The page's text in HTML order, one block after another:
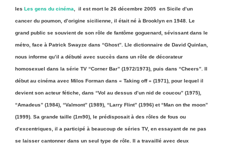
les Les gens du cinéma , il est mort le 26 décembre 2005 en Sicile d’un
cancer du poumon, d’origine sicilienne, il était né à Brooklyn en 1948. Le
grand public se souvient de son rôle de fantôme goguenard, sévissant dans le
métro, face à Patrick Swayze dans “Ghost”. Lle dictionnaire de David Quinlan,
nous informe qu’il a débuté avec succès dans un rôle de décorateur
homosexuel dans la série TV “Corner Bar” (1972/1973), puis dans “Cheers”. Il
début au cinéma avec Milos Forman dans « Taking off » (1971), pour lequel il
devient son acteur fétiche, dans “Vol au dessus d’un nid de coucou” (1975),
“Amadeus” (1984), “Valmont” (1989), “Larry Flint” (1996) et “Man on the moon”
(1999). Sa grande taille (1m90), le prédisposait à des rôles de fous ou
d’excentriques, il a participé à beaucoup de séries TV, en essayant de ne pas
se laisser cantonner dans un seul type de rôle. Il a travaillé avec deux